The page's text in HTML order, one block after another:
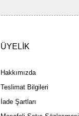
ÜYELİK
Hakkımızda
Teslimat Bilgileri
İade Şartları